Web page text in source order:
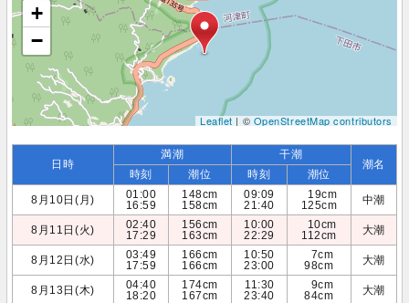
+
−
Leaflet| ©OpenStreetMap contributors
日時
満潮 干潮
潮名
時刻 潮位 時刻
潮位
8月10日(月)
01:00
16:59
148cm
158cm
09:09
21:40
19cm
125cm
中潮
8月11日(火)
02:40
17:29
156cm
163cm
10:00
22:29
10cm
112cm
大潮
8月12日(水)
03:49
17:59
166cm
166cm
10:50
23:00
7cm
98cm
大潮
8月13日(木)
04:40
18:20
174cm
167cm
11:30
23:40
9cm
84cm
大潮